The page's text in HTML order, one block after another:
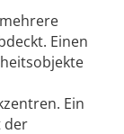
Einen
Ein
der